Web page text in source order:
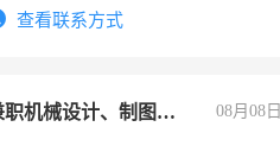
查看联系方式
兼职机械设计、制图、设备改造 08月08日